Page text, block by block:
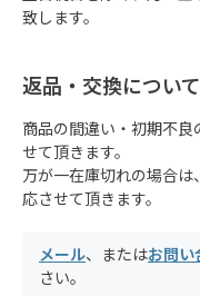
致します。
返品・交換について
商品の間違い・初期不
せて頂きます。
万が一在庫切れの場合
応させて頂きます。
メール、またはお問い
さい。